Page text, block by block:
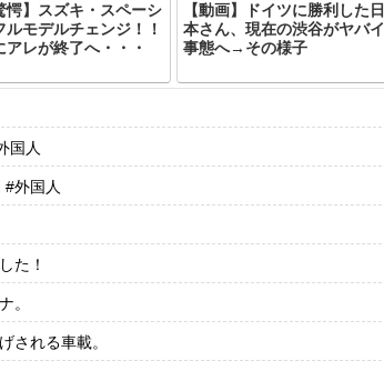
愕】スズキ・スペーシ
ルモデルチェンジ！！
アレが終了へ・・・
【動画】ドイツに勝利した日
本さん、現在の渋谷がヤバイ
事態へ→その様子
国人
外国人
た！
。
される車載。